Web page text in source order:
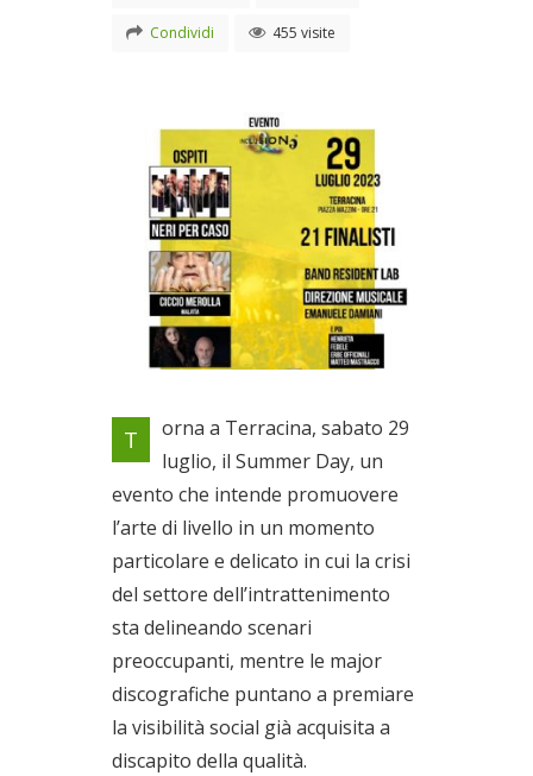
Condividi 455 visite
A Terracina all'insegna del
talento e dell'inclusione
Il 29/07/2023
T
orna a Terracina, sabato 29
luglio, il Summer Day, un
evento che intende promuovere
l’arte di livello in un momento
particolare e delicato in cui la crisi
del settore dell’intrattenimento
sta delineando scenari
preoccupanti, mentre le major
discografiche puntano a premiare
la visibilità social già acquisita a
discapito della qualità.